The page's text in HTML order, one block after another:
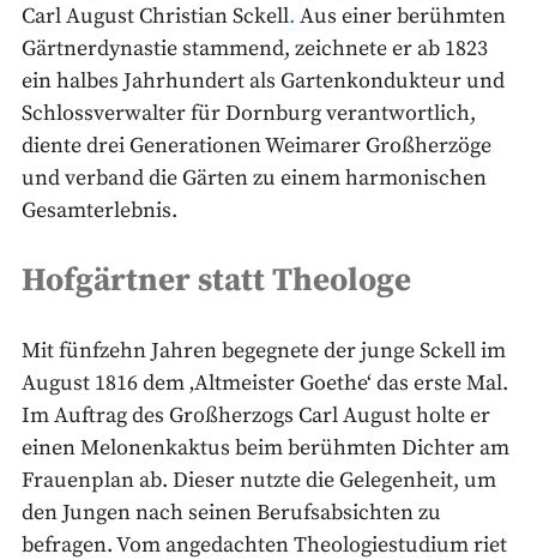
Carl August Christian Sckell. Aus einer berühmten
Gärtnerdynastie stammend, zeichnete er ab 1823
ein halbes Jahrhundert als Gartenkondukteur und
Schlossverwalter für Dornburg verantwortlich,
diente drei Generationen Weimarer Großherzöge
und verband die Gärten zu einem harmonischen
Gesamterlebnis.
Hofgärtner statt Theologe
Mit fünfzehn Jahren begegnete der junge Sckell im
August 1816 dem ‚Altmeister Goethe‘ das erste Mal.
Im Auftrag des Großherzogs Carl August holte er
einen Melonenkaktus beim berühmten Dichter am
Frauenplan ab. Dieser nutzte die Gelegenheit, um
den Jungen nach seinen Berufsabsichten zu
befragen. Vom angedachten Theologiestudium riet